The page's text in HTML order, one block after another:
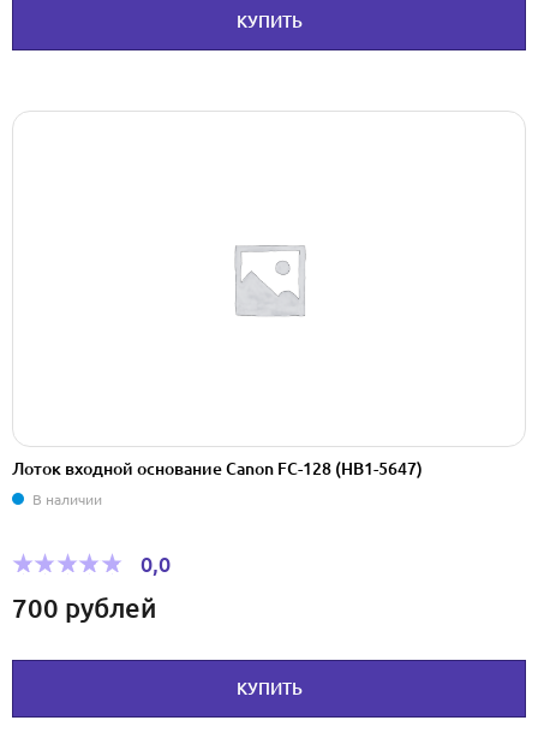
КУПИТЬ
Лоток входной основание Canon FC-128 (HB1-5647)
В наличии
0,0
700 рублей
КУПИТЬ